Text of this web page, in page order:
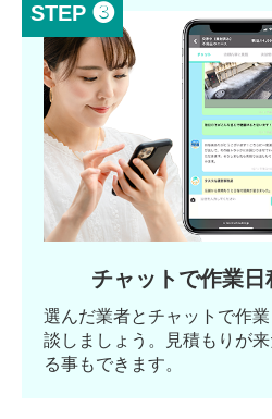
STEP ❸
チャットで作業
選んだ業者とチャットで作
談しましょう。見積もりが
る事もできます。